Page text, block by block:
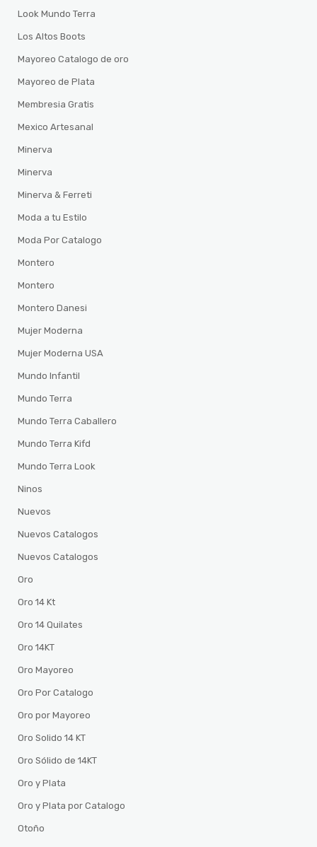
Look Mundo Terra
Los Altos Boots
Mayoreo Catalogo de oro
Mayoreo de Plata
Membresia Gratis
Mexico Artesanal
Minerva
Minerva
Minerva & Ferreti
Moda a tu Estilo
Moda Por Catalogo
Montero
Montero
Montero Danesi
Mujer Moderna
Mujer Moderna USA
Mundo Infantil
Mundo Terra
Mundo Terra Caballero
Mundo Terra Kifd
Mundo Terra Look
Ninos
Nuevos
Nuevos Catalogos
Nuevos Catalogos
Oro
Oro 14 Kt
Oro 14 Quilates
Oro 14KT
Oro Mayoreo
Oro Por Catalogo
Oro por Mayoreo
Oro Solido 14 KT
Oro Sólido de 14KT
Oro y Plata
Oro y Plata por Catalogo
Otoño